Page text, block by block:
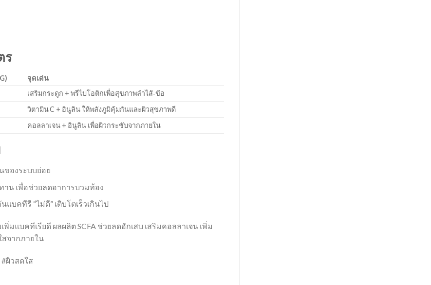
ร
จุดเด่น
เสริมกระดูก + พรีไบโอติกเพื่อสุขภาพลำไส้‑ข้อ
วิตามิน C + อินูลิน ให้พลังภูมิคุ้มกันและผิวสุขภาพดี
คอลลาเจน + อินูลิน เพื่อผิวกระชับจากภายใน
ของระบบย่อย
าน เพื่อช่วยลดอาการบวมท้อง
บคทีรี “ไม่ดี” เติบโตเร็วเกินไป
พิ่มแบคทีเรียดี ผลผลิต SCFA ช่วยลดอักเสบ เสริมคอลลาเจน เพิ่ม
จากภายใน
ผิวสดใส